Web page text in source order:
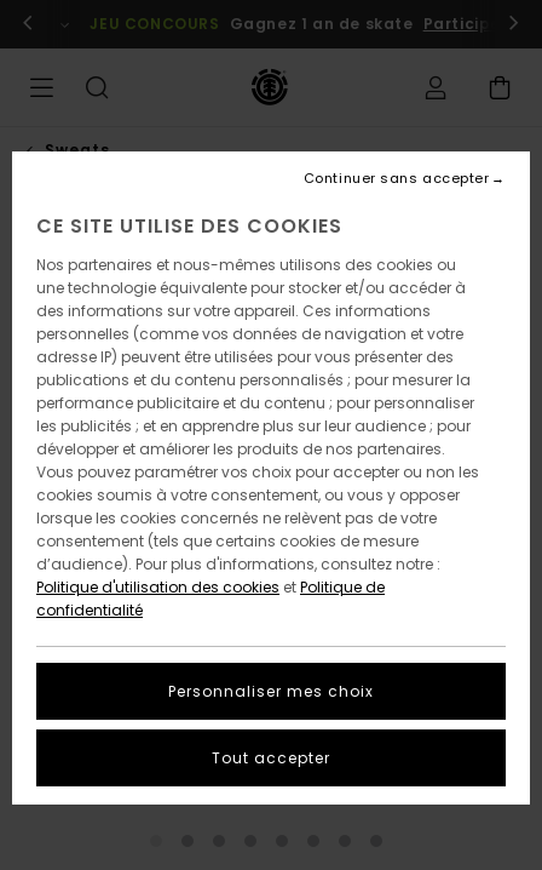
l'information
Se connecter / s'inscrire
JEU CONCOURS Gagnez 1 an de skate Participez
Sweats
RUPTURE DE STOCK
CE SITE UTILISE DES COOKIES
Nos partenaires et nous-mêmes utilisons des cookies ou
une technologie équivalente pour stocker et/ou accéder à
des informations sur votre appareil. Ces informations
personnelles (comme vos données de navigation et votre
adresse IP) peuvent être utilisées pour vous présenter des
publications et du contenu personnalisés ; pour mesurer la
performance publicitaire et du contenu ; pour personnaliser
les publicités ; et en apprendre plus sur leur audience ; pour
développer et améliorer les produits de nos partenaires.
Vous pouvez paramétrer vos choix pour accepter ou non les
cookies soumis à votre consentement, ou vous y opposer
lorsque les cookies concernés ne relèvent pas de votre
consentement (tels que certains cookies de mesure
d’audience). Pour plus d'informations, consultez notre :
Politique d'utilisation des cookies etPolitique de
confidentialité
Personnaliser mes choix
Continuer sans accepter
Tout accepter